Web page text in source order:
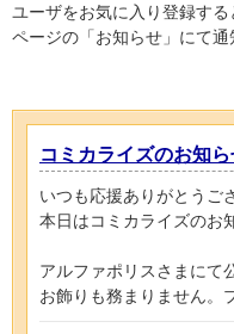
ユーザをお気に入り登録す
ページの「お知らせ」にて通
コミカライズのお知
いつも応援ありがとうご
本日はコミカライズのお
アルファポリスさまにて
お飾りも務まりません。